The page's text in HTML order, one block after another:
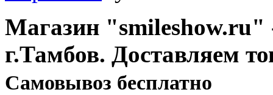
Магазин "smileshow.ru"
г.Тамбов. Доставляем
Cамовывоз бесплатно